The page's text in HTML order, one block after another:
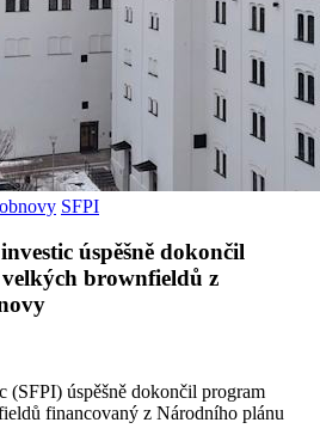
SFPI
úspěšně dokončil
brownfieldů z
(SFPI) úspěšně dokončil program
financovaný z Národního plánu